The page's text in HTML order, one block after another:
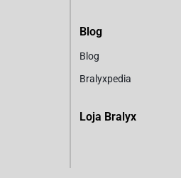
Blog
Blog
Bralyxpedia
Loja Bralyx